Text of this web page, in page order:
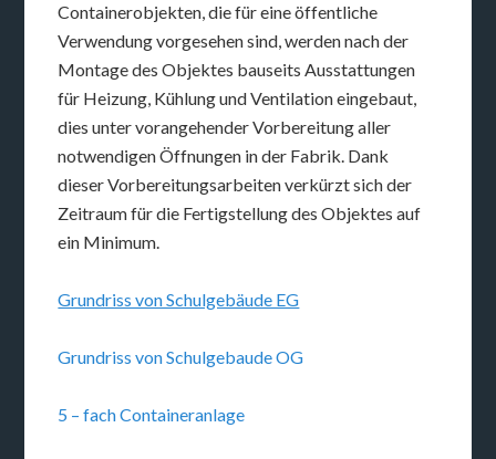
Containerobjekten, die für eine öffentliche
Verwendung vorgesehen sind, werden nach der
Montage des Objektes bauseits Ausstattungen
für Heizung, Kühlung und Ventilation eingebaut,
dies unter vorangehender Vorbereitung aller
notwendigen Öffnungen in der Fabrik. Dank
dieser Vorbereitungsarbeiten verkürzt sich der
Zeitraum für die Fertigstellung des Objektes auf
ein Minimum.
Grundriss von Schulgebäude EG
Grundriss von Schulgebaude OG
5 – fach Containeranlage